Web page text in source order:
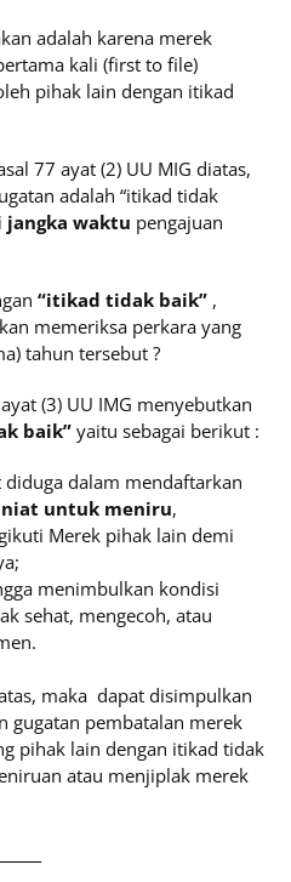
adalah karena merek
kali (first to file)
pihak lain dengan itikad
77 ayat (2) UU MIG diatas,
adalah “itikad tidak
waktu pengajuan
“itikad tidak baik” ,
memeriksa perkara yang
tahun tersebut ?
(3) UU IMG menyebutkan
baik” yaitu sebagai berikut :
dalam mendaftarkan
untuk meniru,
Merek pihak lain demi
menimbulkan kondisi
sehat, mengecoh, atau
maka dapat disimpulkan
gugatan pembatalan merek
pihak lain dengan itikad tidak
atau menjiplak merek